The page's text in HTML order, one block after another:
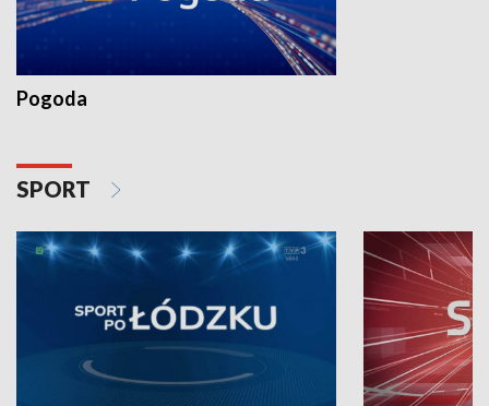
Pogoda
SPORT